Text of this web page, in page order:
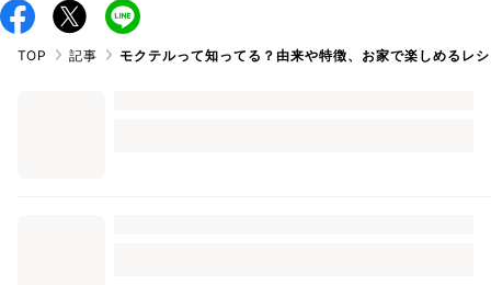
TOP 記事 モクテルって知ってる？由来や特徴、お家で楽しめるレ